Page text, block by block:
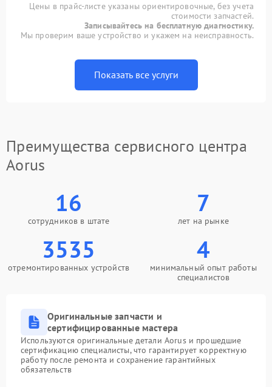
Цены в прайс-листе указаны ориентировочные, без учета
стоимости запчастей.
Записывайтесь на бесплатную диагностику.
Мы проверим ваше устройство и укажем на неисправность.
Показать все услуги
Преимущества сервисного центра
Aorus
16
сотрудников в штате
7
лет на рынке
3535
отремонтированных устройств
4
минимальный опыт работы
специалистов
Оригинальные запчасти и
сертифицированные мастера
Используются оригинальные детали Aorus и прошедшие
сертификацию специалисты, что гарантирует корректную
работу после ремонта и сохранение гарантийных
обязательств